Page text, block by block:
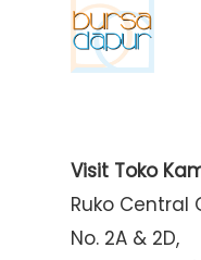
Visit Toko
Ruko Central
No. 2A & 2D,